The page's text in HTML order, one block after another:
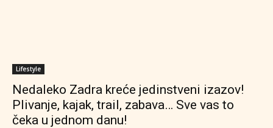
Lifestyle
Nedaleko Zadra kreće jedinstveni izazov!
Plivanje, kajak, trail, zabava… Sve vas to
čeka u jednom danu!